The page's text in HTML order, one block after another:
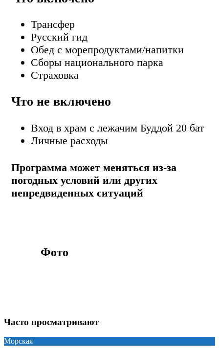
Трансфер
Русский гид
Обед с морепродуктами/напитки
Сборы национального парка
Страховка
Что не включено
Вход в храм с лежачим Буддой 20 бат
Личные расходы
Программа может меняться из-за
погодных условий или других
непредвиденных ситуаций
Фото
Часто просматривают
Морская